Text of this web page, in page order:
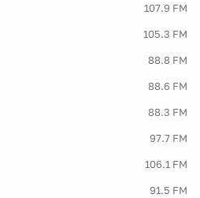
107.9 FM
105.3 FM
88.8 FM
88.6 FM
88.3 FM
97.7 FM
106.1 FM
91.5 FM